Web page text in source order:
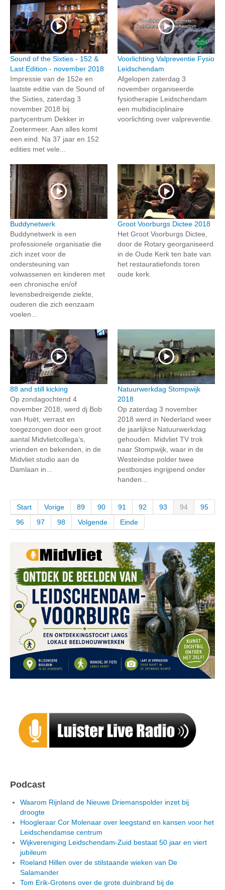
Sound of the Sixties - 152 &
Last Edition - november 2018
Impressie van de 152e en
laatste editie van de Sound of
the Sixties, zaterdag 3
november 2018 bij
partycentrum Dekker in
Zoetermeer. Aan alles komt
een eind. Na 37 jaar en 152
edities met vele...
Voorlichting Valpreventie Fysio
Leidschendam
Afgelopen zaterdag 3
november organiseerde
fysiotherapie Leidschendam
een multidisciplinaire
voorlichting over valpreventie.
Buddynetwerk
Buddynetwerk is een
professionele organisatie die
zich inzet voor de
ondersteuning van
volwassenen en kinderen met
een chronische en/of
levensbedreigende ziekte,
ouderen die zich eenzaam
voelen...
Groot Voorburgs Dictee 2018
Het Groot Voorburgs Dictee,
door de Rotary georganiseerd
in de Oude Kerk ten bate van
het restauratiefonds toren
oude kerk.
88 and still kicking
Op zondagochtend 4
november 2018, werd dj Bob
van Huët, verrast en
toegezongen door een groot
aantal Midvlietcollega’s,
vrienden en bekenden, in de
Midvliet studio aan de
Damlaan in...
Natuurwerkdag Stompwijk
2018
Op zaterdag 3 november
2018 werd in Nederland weer
de jaarlijkse Natuurwerkdag
gehouden. Midvliet TV trok
naar Stompwijk, waar in de
Westeindse polder twee
pestbosjes ingrijpend onder
handen...
Start Vorige 89 90 91 92 93 94
95
96
97 98 Volgende Einde
Podcast
Waarom Rijnland de Nieuwe Driemanspolder inzet bij
droogte
Hoogleraar Cor Molenaar over leegstand en kansen voor het
Leidschendamse centrum
Wijkvereniging Leidschendam-Zuid bestaat 50 jaar en viert
jubileum
Roeland Hillen over de stilstaande wieken van De
Salamander
Tom Erik-Grotens over de grote duinbrand bij de